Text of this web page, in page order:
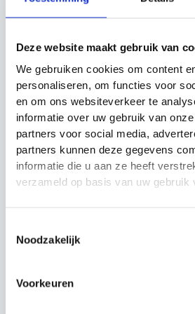
Deze website maakt gebruik van
We gebruiken cookies om content
personaliseren, om functies voor
en om ons websiteverkeer te
informatie over uw gebruik van
partners voor social media,
partners kunnen deze gegevens
informatie die u aan ze heeft
verzameld op basis van uw gebruik
Noodzakelijk
Voorkeuren
optimaal presteren, zelfs bij
Gewicht: Het gewicht van
strikte parameters om de
houden.
Luchtdrukverlies : De bal
gedurende een langere
altijd gereed is voor gebruik.
Waterabsorptie: De bal
zelfs in de natste
en hoge prestaties leverende
van de beste kwaliteit voor jouw